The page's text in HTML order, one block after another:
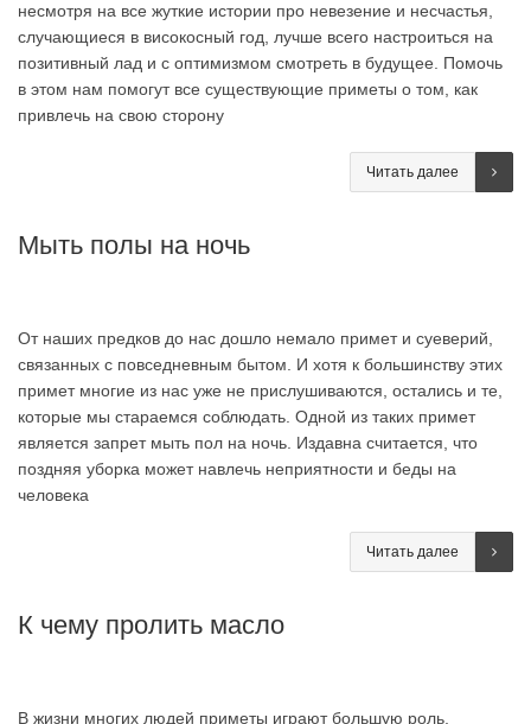
несмотря на все жуткие истории про невезение и несчастья,
случающиеся в високосный год, лучше всего настроиться на
позитивный лад и с оптимизмом смотреть в будущее. Помочь
в этом нам помогут все существующие приметы о том, как
привлечь на свою сторону
Читать далее
Мыть полы на ночь
От наших предков до нас дошло немало примет и суеверий,
связанных с повседневным бытом. И хотя к большинству этих
примет многие из нас уже не прислушиваются, остались и те,
которые мы стараемся соблюдать. Одной из таких примет
является запрет мыть пол на ночь. Издавна считается, что
поздняя уборка может навлечь неприятности и беды на
человека
Читать далее
К чему пролить масло
В жизни многих людей приметы играют большую роль,